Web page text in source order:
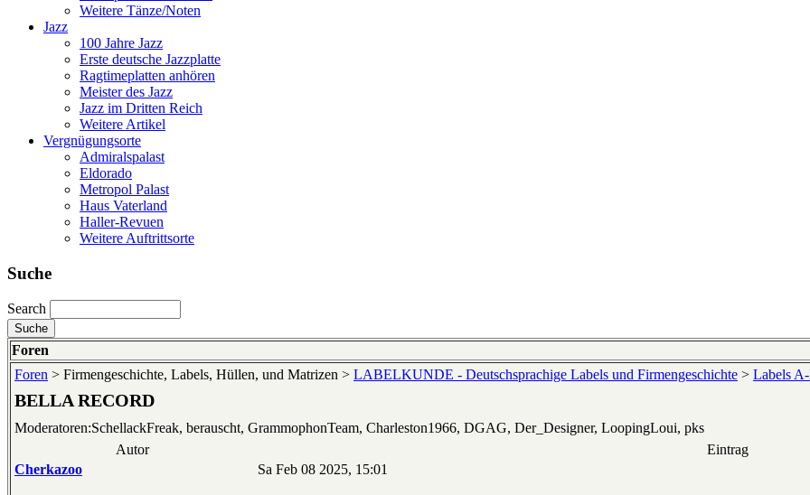
Weitere Tänze/Noten
Jazz
100 Jahre Jazz
Erste deutsche Jazzplatte
Ragtimeplatten anhören
Meister des Jazz
Jazz im Dritten Reich
Weitere Artikel
Vergnügungsorte
Admiralspalast
Eldorado
Metropol Palast
Haus Vaterland
Haller-Revuen
Weitere Auftrittsorte
Suche
Search
Foren
Foren > Firmengeschichte, Labels, Hüllen, und Matrizen > LABELKUNDE - Deutschsprachige Labels und Firmengeschichte > Labels
BELLA RECORD
Moderatoren:SchellackFreak, berauscht, GrammophonTeam, Charleston1966, DGAG, Der_Designer, LoopingLoui, pks
Autor
Eintrag
Cherkazoo
Sa Feb 08 2025, 15:01